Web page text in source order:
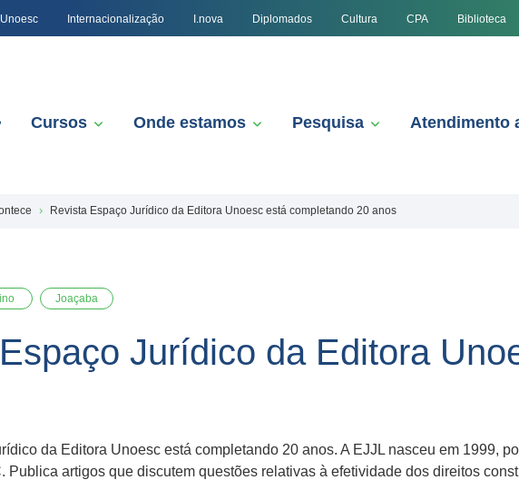
Internacionalização I.nova Diplomados Cultura CPA Biblioteca
Cursos Onde estamos Pesquisa Atendimento
Revista Espaço Jurídico da Editora Unoesc está completando 20 anos
Joaçaba
Jurídico da Editora
da Editora Unoesc está completando 20 anos. A EJJL nasceu em 1999,
Publica artigos que discutem questões relativas à efetividade dos direitos